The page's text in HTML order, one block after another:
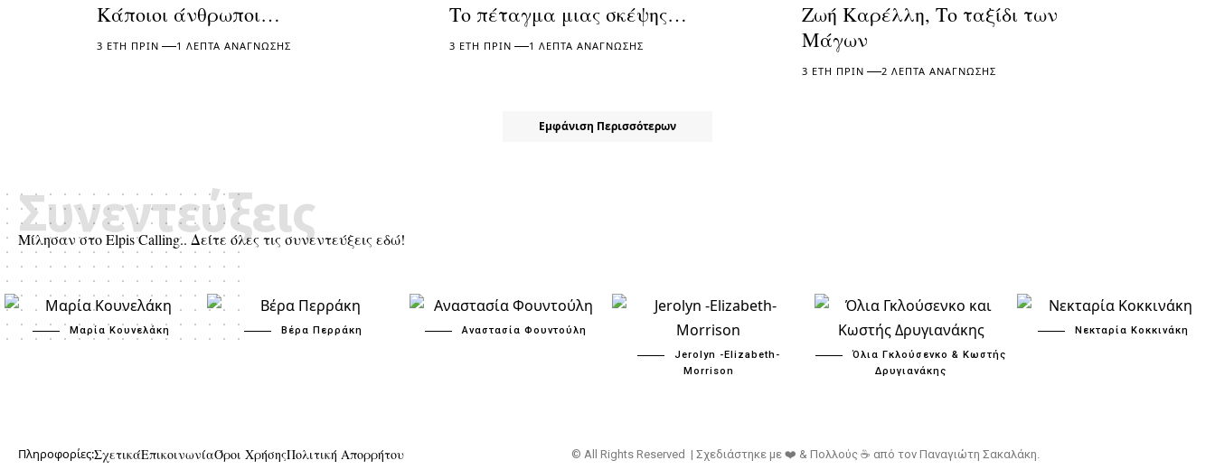
Κάποιοι άνθρωποι…
3 ΈΤΗ ΠΡΙΝ 1 ΛΕΠΤΆ ΑΝΆΓΝΩΣΗΣ
Το πέταγμα μιας σκέψης…
3 ΈΤΗ ΠΡΙΝ 1 ΛΕΠΤΆ ΑΝΆΓΝΩΣΗΣ
Ζωή Καρέλλη, Το ταξίδι των
Μάγων
3 ΈΤΗ ΠΡΙΝ 2 ΛΕΠΤΆ ΑΝΆΓΝΩΣΗΣ
Εμφάνιση Περισσότερων
Μίλησαν στο Elpis Calling.. Δείτε όλες τις συνεντεύξεις εδώ!
Συνεντεύξεις
Μαρία Κουνελάκη Βέρα Περράκη Αναστασία Φουντούλη
Jerolyn -Elizabeth-
Morrison
Όλια Γκλούσενκο & Κωστής
Δρυγιανάκης
Νεκταρία Κοκκινάκη
Πληροφορίες:ΣχετικάΕπικοινωνίαΌροι ΧρήσηςΠολιτική Απορρήτου © All Rights Reserved | Σχεδιάστηκε με ❤️ & Πολλούς ☕ από τον Παναγιώτη Σακαλάκη.